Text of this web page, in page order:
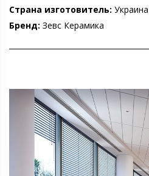
Страна изготовитель: Украина
Бренд: Зевс Керамика